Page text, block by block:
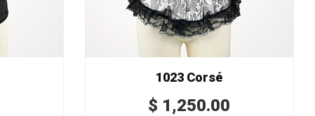
1023 Corsé
$ 1,250.00